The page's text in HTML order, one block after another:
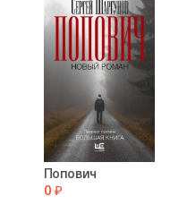
Попович
0 ₽